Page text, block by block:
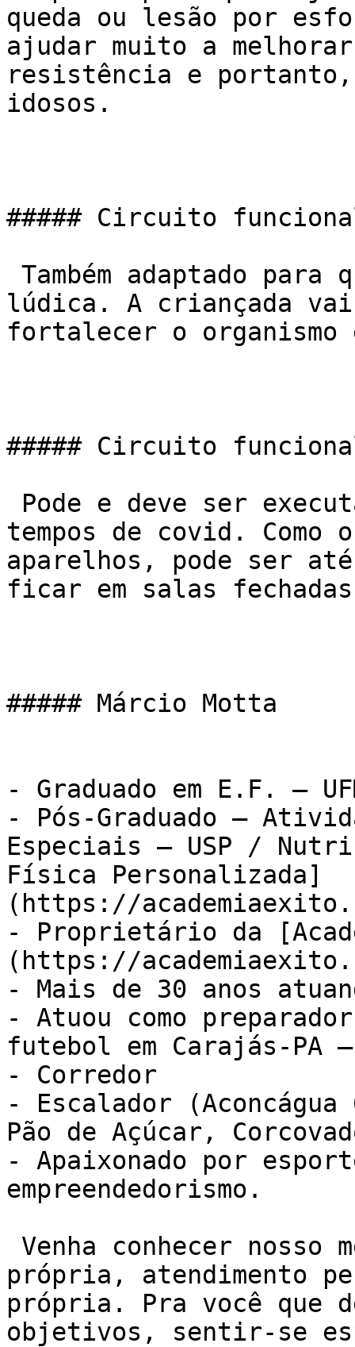
queda ou lesão por
ajudar muito a
resistência e
idosos.
##### Circuito
lúdica. A criançada
fortalecer o organismo
##### Circuito
tempos de covid. Como
aparelhos, pode ser
ficar em salas
##### Márcio Motta
- Graduado em E.F. –
- Pós-Graduado –
Especiais – USP /
Física Personalizada]
(https://
- Proprietário da
(https://
- Mais de 30 anos
- Atuou como
futebol em Carajás-PA –
- Corredor
- Escalador
Pão de Açúcar,
- Apaixonado por
empreendedorismo.
própria, atendimento
própria. Pra você que
objetivos, sentir-se